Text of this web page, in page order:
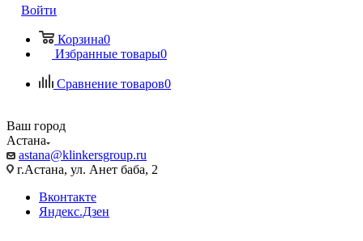
Войти
Корзина0
Избранные товары0
Сравнение товаров0
Ваш город
Астана
astana@klinkersgroup.ru
г.Астана, ул. Анет баба, 2
Вконтакте
Яндекс.Дзен